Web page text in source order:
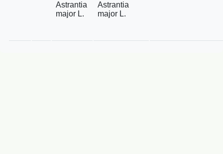
Astrantia
major L.
Astrantia
major L.